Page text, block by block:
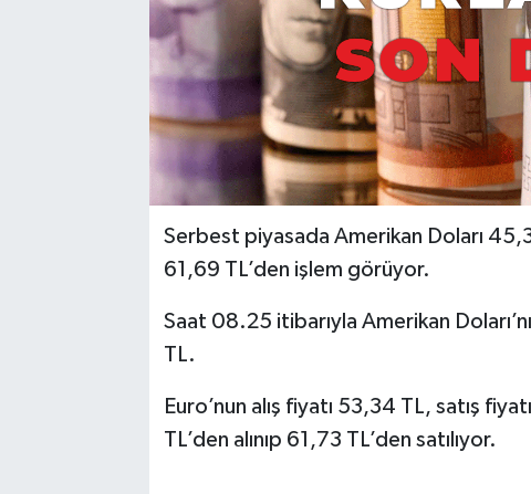
Serbest piyasada Amerikan Doları
61,69 TL’den işlem görüyor.
Saat 08.25 itibarıyla Amerikan
TL.
Euro’nun alış fiyatı 53,34 TL, satış
TL’den alınıp 61,73 TL’den satılıyor.